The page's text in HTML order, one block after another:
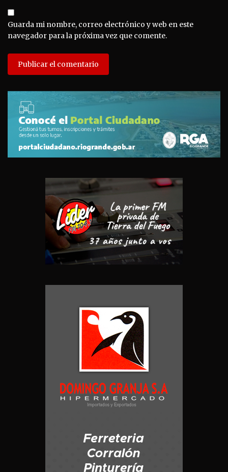
Guarda mi nombre, correo electrónico y web en este
navegador para la próxima vez que comente.